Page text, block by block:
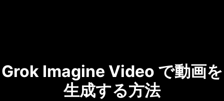
Grok Imagine Video で動画を
生成する方法